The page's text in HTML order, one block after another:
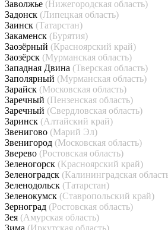
Заволжье (Нижегородская область)
Задонск (Липецкая область)
Заинск (Татарстан)
Закаменск (Бурятия)
Заозёрный (Красноярский край)
Заозёрск (Мурманская область)
Западная Двина (Тверская область)
Заполярный (Мурманская область)
Зарайск (Московская область)
Заречный (Пензенская область)
Заречный (Свердловская область)
Заринск (Алтайский край)
Звенигово (Марий Эл)
Звенигород (Московская область)
Зверево (Ростовская область)
Зеленогорск (Красноярский край)
Зеленоградск (Калининградская
Зеленодольск (Татарстан)
Зеленокумск (Ставропольский край)
Зерноград (Ростовская область)
Зея (Амурская область)